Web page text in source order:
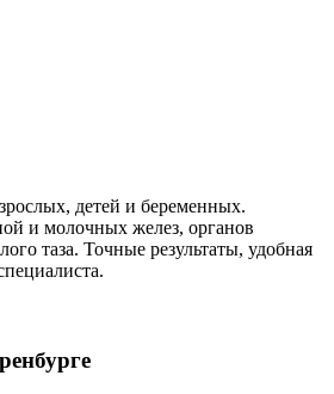
детей и беременных.
и молочных желез, органов
таза. Точные результаты, удобная